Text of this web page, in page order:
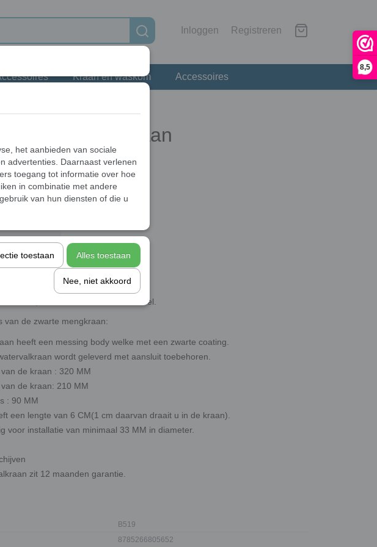
8,5
Inloggen Registreren
Kraan en waskom Accessoires
watervalkraan
btw 21%)
10 werkdagen
welke u bedient met 1 hendel.
van de zwarte mengkraan:
heeft een messing body welke met een zwarte coating.
wordt geleverd met aansluit toebehoren.
de kraan : 320 MM
de kraan: 210 MM
: 90 MM
een lengte van 6 CM(1 cm daarvan draait u in de kraan).
voor installatie van minimaal 33 MM in diameter.
zit 12 maanden garantie.
B519
8785266805652
het aanbieden van sociale
advertenties. Daarnaast verlenen
toegang tot informatie over hoe
in combinatie met andere
van hun diensten of die u
toestaan Alles toestaan
Nee, niet akkoord